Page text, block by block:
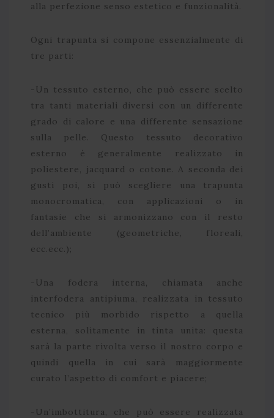
alla perfezione senso estetico e funzionalità.
Ogni trapunta si compone essenzialmente di
tre parti:
-Un tessuto esterno, che può essere scelto
tra tanti materiali diversi con un differente
grado di calore e una differente sensazione
sulla pelle. Questo tessuto decorativo
esterno è generalmente realizzato in
poliestere, jacquard o cotone. A seconda dei
gusti poi, si può scegliere una trapunta
monocromatica, con applicazioni o in
fantasie che si armonizzano con il resto
dell’ambiente (geometriche, floreali,
ecc.ecc.);
-Una fodera interna, chiamata anche
interfodera antipiuma, realizzata in tessuto
tecnico più morbido rispetto a quella
esterna, solitamente in tinta unita: questa
sarà la parte rivolta verso il nostro corpo e
quindi quella in cui sarà maggiormente
curato l’aspetto di comfort e piacere;
-Un’imbottitura, che può essere realizzata